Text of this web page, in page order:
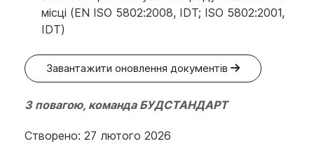
місці (EN ISO 5802:2008, IDT; ISO 5802:2001,
IDT)
Завантажити оновлення документів
З повагою, команда БУДСТАНДАРТ
Створено: 27 лютого 2026